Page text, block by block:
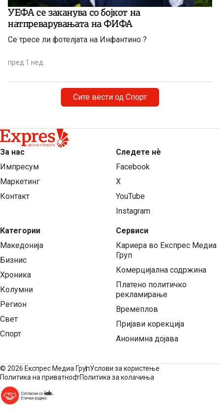
УЕФА се заканува со бојкот на
натпреварувањата на ФИФА
Се тресе ли фотелјата на Инфантино ?
пред 1 нед.
Сите вести од Спорт
За нас
Импресум
Маркетинг
Контакт
Категории
Македонија
Бизнис
Хроника
Колумни
Регион
Свет
Спорт
Следете нѐ
Facebook
X
YouTube
Instagram
Сервиси
Кариера во Експрес Медиа
Груп
Комерцијална содржина
Платено политичко
рекламирање
Времеплов
Пријави корекција
Анонимна дојава
© 2026 Експрес Медиа ГрупУслови за користење
Политика на приватностПолитика за колачиња